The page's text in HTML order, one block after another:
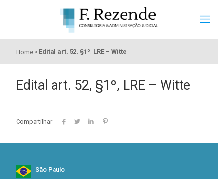
Home » Edital art. 52, §1º, LRE – Witte
Edital art. 52, §1º, LRE – Witte
Compartilhar
São Paulo